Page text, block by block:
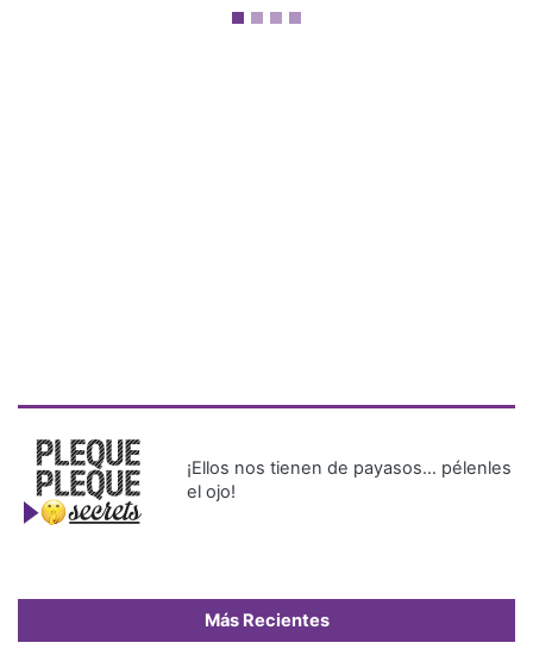
¡Ellos nos tienen de payasos… pélenles
el ojo!
Más Recientes